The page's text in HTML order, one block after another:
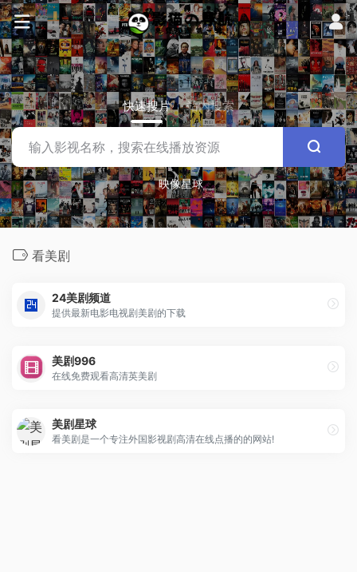
快速搜片 站内搜索
映像星球
看美剧
24美剧频道
提供最新电影电视剧美剧的下载
美剧996
在线免费观看高清英美剧
美剧星球
看美剧是一个专注外国影视剧高清在线点播的的网站!